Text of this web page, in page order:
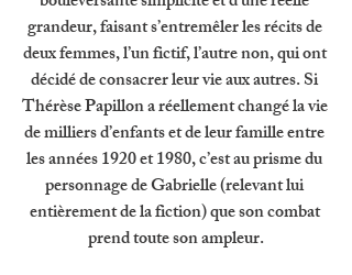
grandeur, faisant s’entremêler les récits de
deux femmes, l’un fictif, l’autre non, qui ont
décidé de consacrer leur vie aux autres. Si
Thérèse Papillon a réellement changé la vie
de milliers d’enfants et de leur famille entre
les années 1920 et 1980, c’est au prisme du
personnage de Gabrielle (relevant lui
entièrement de la fiction) que son combat
prend toute son ampleur.